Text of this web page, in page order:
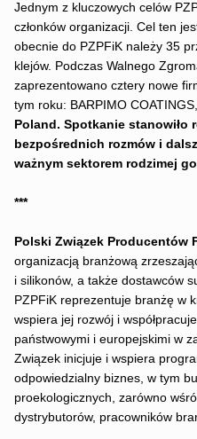
Jednym z kluczowych celów
członków organizacji. Cel ten
obecnie do PZPFiK należy 35
klejów. Podczas Walnego
zaprezentowano cztery nowe
tym roku: BARPIMO COATINGS,
Poland. Spotkanie stanowiło
bezpośrednich rozmów i
ważnym sektorem rodzimej
***
Polski Związek Producentów
organizacją branżową
i silikonów, a także dostawców
PZPFiK reprezentuje branżę w
wspiera jej rozwój i
państwowymi i europejskimi w
Związek inicjuje i wspiera
odpowiedzialny biznes, w tym
proekologicznych, zarówno
dystrybutorów, pracowników